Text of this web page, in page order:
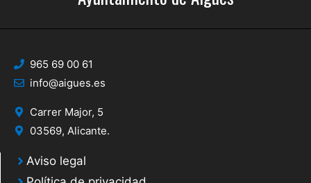
965 69 00 61
info@aigues.es
Carrer Major, 5
03569, Alicante.
Aviso legal